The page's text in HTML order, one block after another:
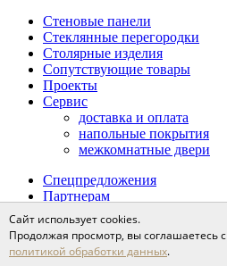
Стеновые панели
Стеклянные перегородки
Столярные изделия
Сопутствующие товары
Проекты
Сервис
доставка и оплата
напольные покрытия
межкомнатные двери
Спецпредложения
Партнерам
новости
мероприятия
карьера
Сайт использует cookies.
Продолжая просмотр, вы соглашаетесь с
политикой обработки данных.